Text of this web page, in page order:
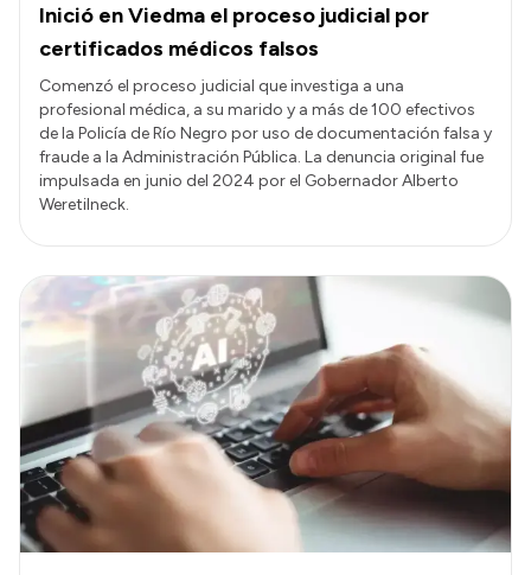
Inició en Viedma el proceso judicial por
certificados médicos falsos
Comenzó el proceso judicial que investiga a una
profesional médica, a su marido y a más de 100 efectivos
de la Policía de Río Negro por uso de documentación falsa y
fraude a la Administración Pública. La denuncia original fue
impulsada en junio del 2024 por el Gobernador Alberto
Weretilneck.